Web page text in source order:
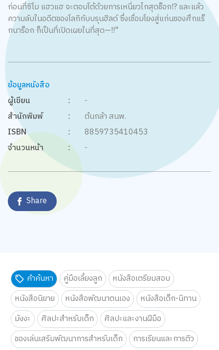
ก่อนที่ซิโม แฮวแฮ จะตอบโต้ด้วยการเหนี่ยวไกสุดช็อก!? และแล้ว
ความลับในอดีตของโลกิกับบรุนฮิลด์ ซึ่งเชื่อมโยงสู่แก่นของศึกแร็
กนาร็อก ก็เป็นที่เปิดเผยในที่สุด—!!"
ข้อมูลหนังสือ
ผู้เขียน
:
-
สำนักพิมพ์
:
ต้นกล้า สนพ.
ISBN
:
8859735410453
จำนวนหน้า
: -
Share
คำค้นหา คู่มือเลี้ยงลูก
หนังสือเตรียมสอบ
หนังสือนิยาย
หนังสือพัฒนาตนเอง
หนังสือเด็ก-นิทาน
มังงะ
ศิลปะสำหรับเด็ก
ศิลปะและงานฝีมือ
ของเล่นเสริมพัฒนาการสำหรับเด็ก
การเรียนและการติว